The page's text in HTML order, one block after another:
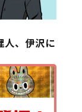
人、伊沢に